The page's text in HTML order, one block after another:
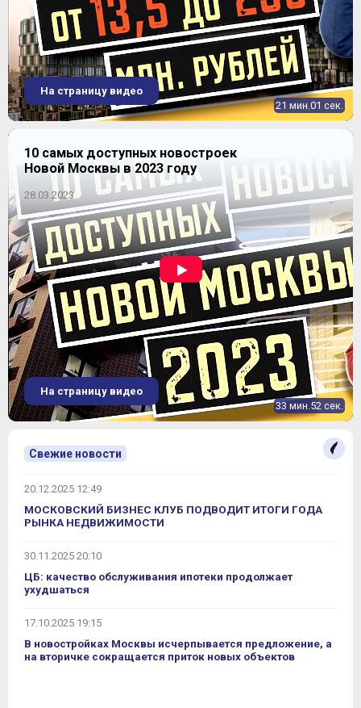
21 мин.01 сек.
На страницу видео
10 самых доступных новостроек
Новой Москвы в 2023 году
28.03.2023
33 мин.52 сек.
На страницу видео
Свежие новости
20.12.2025 12:49
МОСКОВСКИЙ БИЗНЕС КЛУБ ПОДВОДИТ ИТОГИ ГОДА
РЫНКА НЕДВИЖИМОСТИ
30.11.2025 20:10
ЦБ: качество обслуживания ипотеки продолжает
ухудшаться
17.10.2025 19:15
В новостройках Москвы исчерпывается предложение, а
на вторичке сокращается приток новых объектов